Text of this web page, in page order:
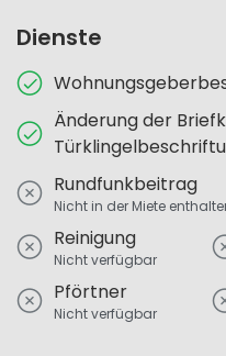
Dienste
Änderung der
Rundfunkbeitrag
Nicht in der Miete
Reinigung
Nicht verfügbar
Pförtner
Nicht verfügbar